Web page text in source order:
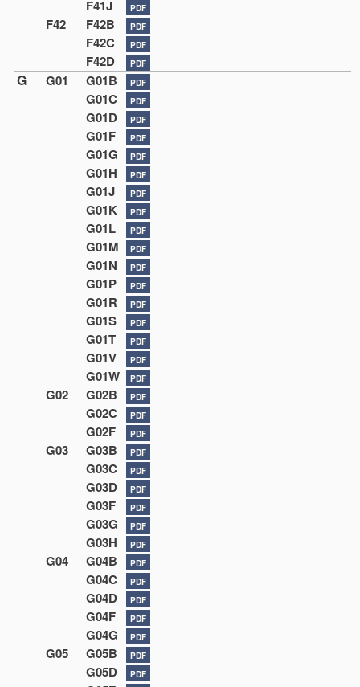
F41J PDF
F42 F42B PDF
F42C PDF
F42D PDF
G G01 G01B PDF
G01C PDF
G01D PDF
G01F PDF
G01G PDF
G01H PDF
G01J PDF
G01K PDF
G01L PDF
G01M PDF
G01N PDF
G01P PDF
G01R PDF
G01S PDF
G01T PDF
G01V PDF
G01W PDF
G02 G02B PDF
G02C PDF
G02F PDF
G03 G03B PDF
G03C PDF
G03D PDF
G03F PDF
G03G PDF
G03H PDF
G04 G04B PDF
G04C PDF
G04D PDF
G04F PDF
G04G PDF
G05 G05B PDF
G05D PDF